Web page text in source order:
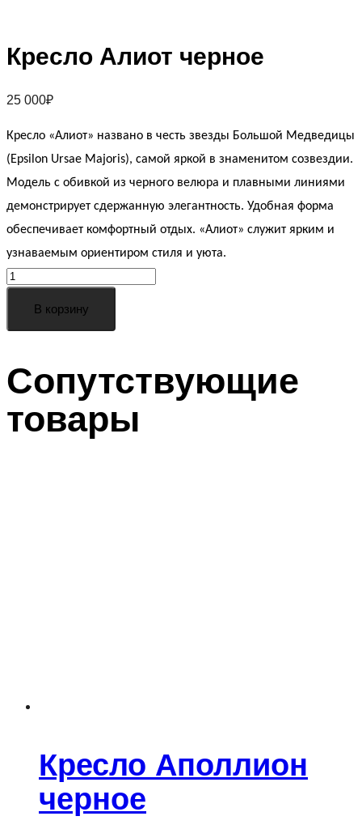
Кресло Алиот черное
25 000₽
Кресло «Алиот» названо в честь звезды Большой Медведицы
(Epsilon Ursae Majoris), самой яркой в знаменитом созвездии.
Модель с обивкой из черного велюра и плавными линиями
демонстрирует сдержанную элегантность. Удобная форма
обеспечивает комфортный отдых. «Алиот» служит ярким и
узнаваемым ориентиром стиля и уюта.
Кресло
В корзину
Сопутствующие
товары
Кресло Аполлион
черное